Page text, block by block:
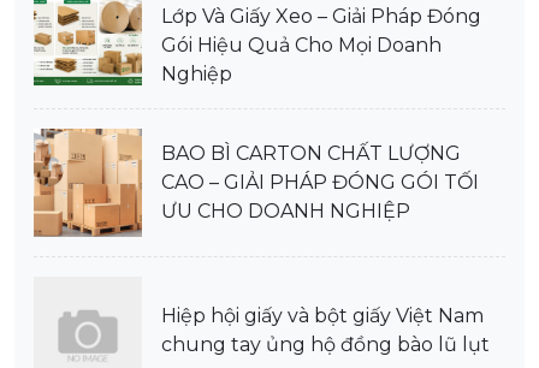
Lớp Và Giấy Xeo – Giải Pháp Đóng
Gói Hiệu Quả Cho Mọi Doanh
Nghiệp
BAO BÌ CARTON CHẤT LƯỢNG
CAO – GIẢI PHÁP ĐÓNG GÓI TỐI
ƯU CHO DOANH NGHIỆP
Hiệp hội giấy và bột giấy Việt Nam
chung tay ủng hộ đồng bào lũ lụt